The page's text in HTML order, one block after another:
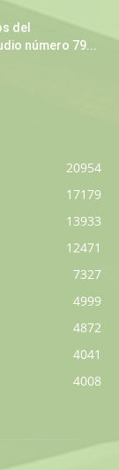
del
número 79...
20954
17179
13933
12471
7327
4999
4872
4041
4008